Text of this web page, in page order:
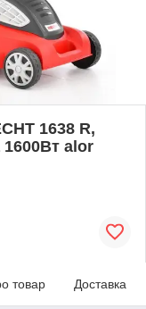
1638 R,
1600Вт alor
товар Доставка